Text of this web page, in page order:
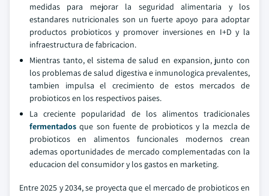
medidas para mejorar la seguridad alimentaria y los
estandares nutricionales son un fuerte apoyo para adoptar
productos probioticos y promover inversiones en I+D y la
infraestructura de fabricacion.
Mientras tanto, el sistema de salud en expansion, junto con
los problemas de salud digestiva e inmunologica prevalentes,
tambien impulsa el crecimiento de estos mercados de
probioticos en los respectivos paises.
La creciente popularidad de los alimentos tradicionales
fermentados que son fuente de probioticos y la mezcla de
probioticos en alimentos funcionales modernos crean
ademas oportunidades de mercado complementadas con la
educacion del consumidor y los gastos en marketing.
Entre 2025 y 2034, se proyecta que el mercado de probioticos en